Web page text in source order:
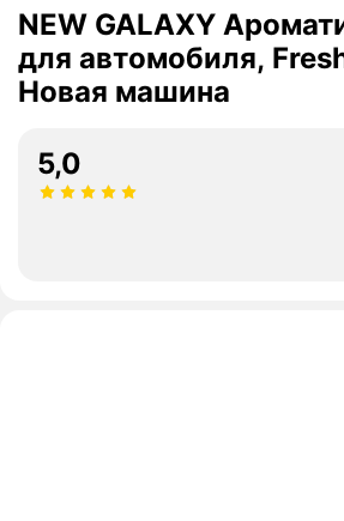
NEW GALAXY
для автомобиля,
Новая машина
5,0